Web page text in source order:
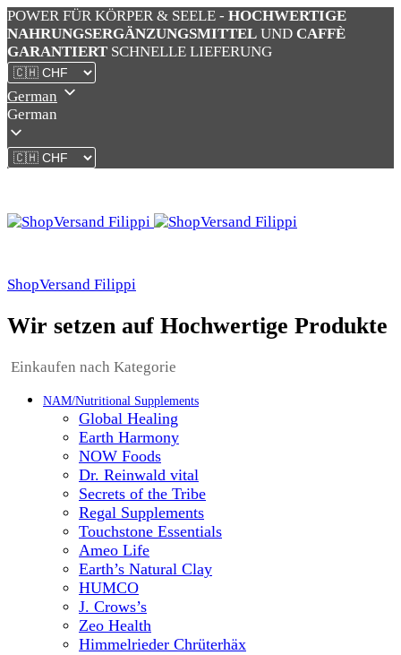
POWER FÜR KÖRPER & SEELE - HOCHWERTIGE
NAHRUNGSERGÄNZUNGSMITTEL UND CAFFÈ
GARANTIERT SCHNELLE LIEFERUNG
German
German
ShopVersand Filippi
Wir setzen auf Hochwertige Produkte
Einkaufen nach Kategorie
NAM/Nutritional Supplements
Global Healing
Earth Harmony
NOW Foods
Dr. Reinwald vital
Secrets of the Tribe
Regal Supplements
Touchstone Essentials
Ameo Life
Earth’s Natural Clay
HUMCO
J. Crows’s
Zeo Health
Himmelrieder Chrüterhäx